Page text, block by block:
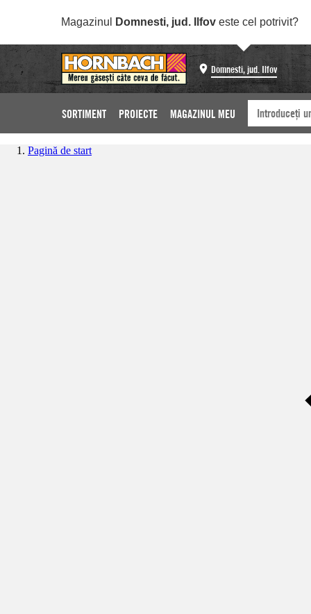
Magazinul Domnesti, jud. Ilfov este cel potrivit?
Domnesti, jud. Ilfov
SORTIMENT PROIECTE MAGAZINUL MEU
Pagină de start